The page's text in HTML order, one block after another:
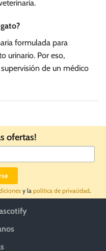
formulada para
urinario. Por eso,
de un médico
ofertas!
y la política de privacidad.